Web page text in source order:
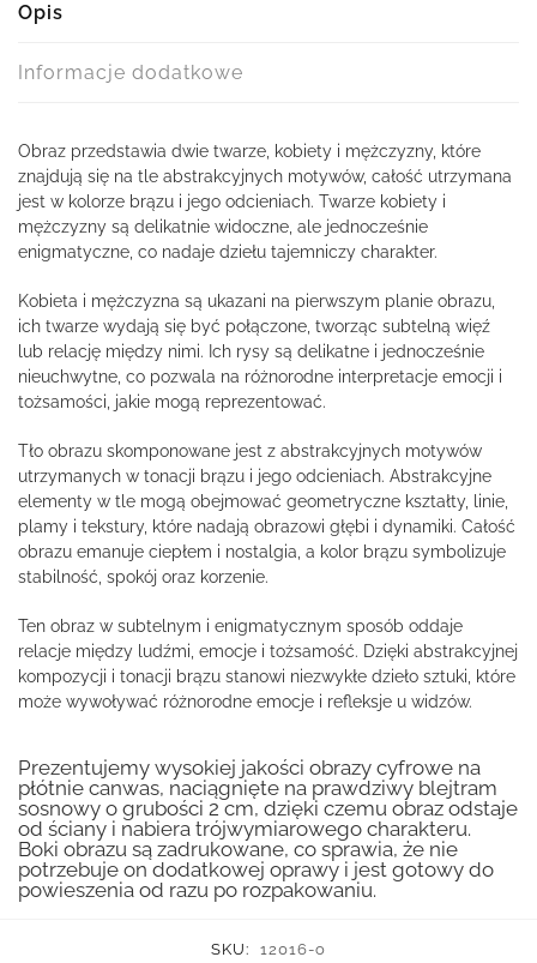
Opis
Informacje dodatkowe
Obraz przedstawia dwie twarze, kobiety i mężczyzny, które
znajdują się na tle abstrakcyjnych motywów, całość utrzymana
jest w kolorze brązu i jego odcieniach. Twarze kobiety i
mężczyzny są delikatnie widoczne, ale jednocześnie
enigmatyczne, co nadaje dziełu tajemniczy charakter.
Kobieta i mężczyzna są ukazani na pierwszym planie obrazu,
ich twarze wydają się być połączone, tworząc subtelną więź
lub relację między nimi. Ich rysy są delikatne i jednocześnie
nieuchwytne, co pozwala na różnorodne interpretacje emocji i
tożsamości, jakie mogą reprezentować.
Tło obrazu skomponowane jest z abstrakcyjnych motywów
utrzymanych w tonacji brązu i jego odcieniach. Abstrakcyjne
elementy w tle mogą obejmować geometryczne kształty, linie,
plamy i tekstury, które nadają obrazowi głębi i dynamiki. Całość
obrazu emanuje ciepłem i nostalgia, a kolor brązu symbolizuje
stabilność, spokój oraz korzenie.
Ten obraz w subtelnym i enigmatycznym sposób oddaje
relacje między ludźmi, emocje i tożsamość. Dzięki abstrakcyjnej
kompozycji i tonacji brązu stanowi niezwykłe dzieło sztuki, które
może wywoływać różnorodne emocje i refleksje u widzów.
Prezentujemy wysokiej jakości obrazy cyfrowe na
płótnie canwas, naciągnięte na prawdziwy blejtram
sosnowy o grubości 2 cm, dzięki czemu obraz odstaje
od ściany i nabiera trójwymiarowego charakteru.
Boki obrazu są zadrukowane, co sprawia, że nie
potrzebuje on dodatkowej oprawy i jest gotowy do
powieszenia od razu po rozpakowaniu.
SKU:
12016-o